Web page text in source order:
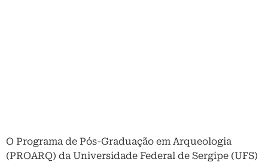
O Programa de Pós-Graduação em Arqueologia
(PROARQ) da Universidade Federal de Sergipe (UFS)